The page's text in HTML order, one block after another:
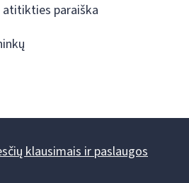
paraiška
klausimais ir paslaugos